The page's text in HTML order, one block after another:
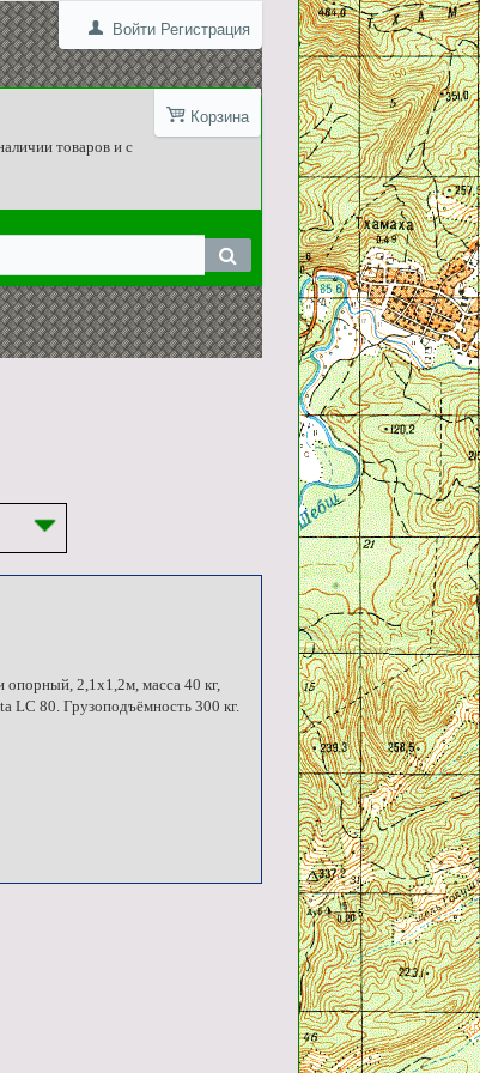
Войти Регистрация
Корзина
товаров и с
опорный, 2,1х1,2м, масса 40 кг,
LC 80. Грузоподъёмность 300 кг.